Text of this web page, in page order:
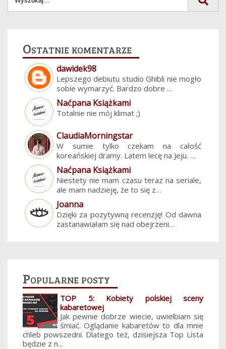
Ostatnie komentarze
dawidek98
Lepszego debiutu studio Ghibli nie mogło
sobie wymarzyć. Bardzo dobre …
Naćpana Książkami
Totalnie nie mój klimat ;)
ClaudiaMorningstar
W sumie tylko czekam na całość
koreańskiej dramy. Latem lecę na Jeju. …
Naćpana Książkami
Niestety nie mam czasu teraz na seriale,
ale mam nadzieję, że to się z…
Joanna
Dzięki za pozytywną recenzję! Od dawna
zastanawiałam się nad obejrzeni…
Popularne posty
TOP 5: Kobiety polskiej sceny
kabaretowej
Jak pewnie dobrze wiecie, uwielbiam się
śmiać. Oglądanie kabaretów to dla mnie
chleb powszedni. Dlatego też, dzisiejsza Top Lista
będzie z n...